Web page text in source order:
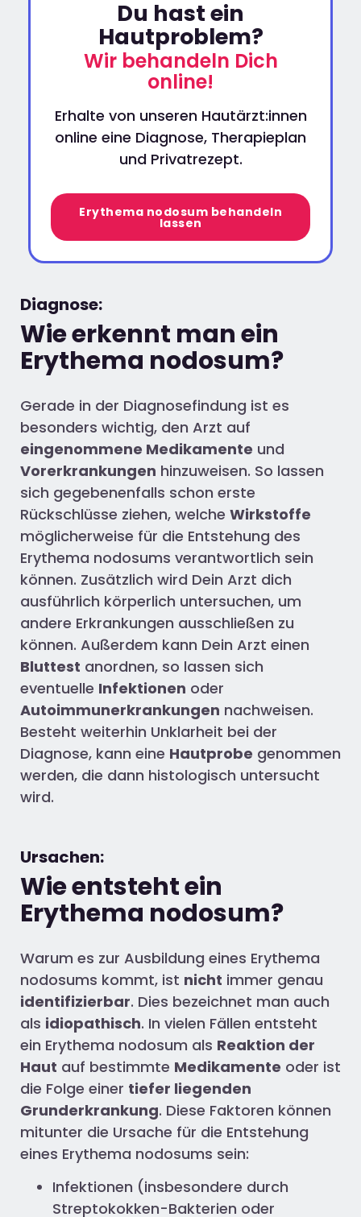
Du hast ein
Hautproblem?
Wir behandeln Dich
online!
Erhalte von unseren Hautärzt:innen
online eine Diagnose, Therapieplan
und Privatrezept.
Erythema nodosum behandeln
lassen
Diagnose:
Wie erkennt man ein
Erythema nodosum?
Gerade in der Diagnosefindung ist es
besonders wichtig, den Arzt auf
eingenommene Medikamente und
Vorerkrankungen hinzuweisen. So lassen
sich gegebenenfalls schon erste
Rückschlüsse ziehen, welche Wirkstoffe
möglicherweise für die Entstehung des
Erythema nodosums verantwortlich sein
können. Zusätzlich wird Dein Arzt dich
ausführlich körperlich untersuchen, um
andere Erkrankungen ausschließen zu
können. Außerdem kann Dein Arzt einen
Bluttest anordnen, so lassen sich
eventuelle Infektionen oder
Autoimmunerkrankungen nachweisen.
Besteht weiterhin Unklarheit bei der
Diagnose, kann eine Hautprobe genommen
werden, die dann histologisch untersucht
wird.
Ursachen:
Wie entsteht ein
Erythema nodosum?
Warum es zur Ausbildung eines Erythema
nodosums kommt, ist nicht immer genau
identifizierbar. Dies bezeichnet man auch
als idiopathisch. In vielen Fällen entsteht
ein Erythema nodosum als Reaktion der
Haut auf bestimmte Medikamente oder ist
die Folge einer tiefer liegenden
Grunderkrankung. Diese Faktoren können
mitunter die Ursache für die Entstehung
eines Erythema nodosums sein:
Infektionen (insbesondere durch
Streptokokken-Bakterien oder